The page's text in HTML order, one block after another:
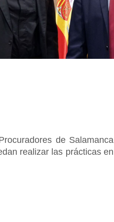
de Salamanca
realizar las prácticas en